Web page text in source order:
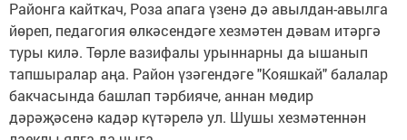
Районга кайткач, Роза апага үзенә дә авылдан-авылга
йөреп, педагогия өлкәсендәге хезмәтен дәвам итәргә
туры килә. Төрле вазифалы урыннарны да ышанып
тапшыралар аңа. Район үзәгендәге "Кояшкай" балалар
бакчасында башлап тәрбияче, аннан мөдир
дәрәҗәсенә кадәр күтәрелә ул. Шушы хезмәтеннән